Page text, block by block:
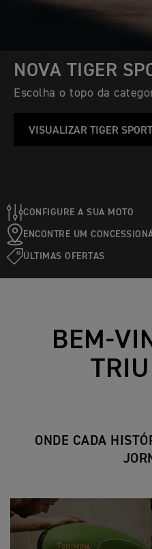
NOVA TIGER
Escolha o topo da
VISUALIZAR TIGER
CONFIGURE A SUA MOTO
ENCONTRE UM
ÚLTIMAS OFERTAS
BEM-
ONDE CADA